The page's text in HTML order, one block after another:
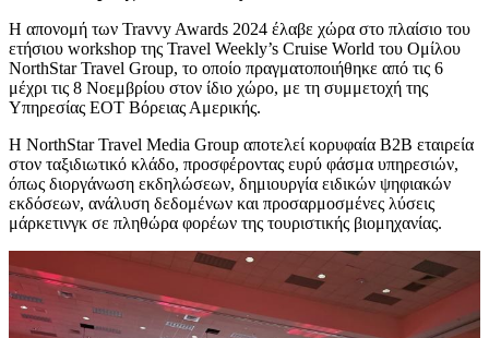
Η απονομή των Travvy Awards 2024 έλαβε χώρα στο πλαίσιο του
ετήσιου workshop της Travel Weekly’s Cruise World του Ομίλου
NorthStar Travel Group, το οποίο πραγματοποιήθηκε από τις 6
μέχρι τις 8 Νοεμβρίου στον ίδιο χώρο, με τη συμμετοχή της
Υπηρεσίας ΕΟΤ Βόρειας Αμερικής.
Η NorthStar Travel Media Group αποτελεί κορυφαία B2B εταιρεία
στον ταξιδιωτικό κλάδο, προσφέροντας ευρύ φάσμα υπηρεσιών,
όπως διοργάνωση εκδηλώσεων, δημιουργία ειδικών ψηφιακών
εκδόσεων, ανάλυση δεδομένων και προσαρμοσμένες λύσεις
μάρκετινγκ σε πληθώρα φορέων της τουριστικής βιομηχανίας.